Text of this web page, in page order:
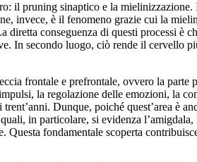
pruning sinaptico e la mielinizzazione.
invece, è il fenomeno grazie cui la
conseguenza di questi processi è
In secondo luogo, ciò rende il cervello
frontale e prefrontale, ovvero la parte
la regolazione delle emozioni, la
Dunque, poiché quest’area è
in particolare, si evidenza
fondamentale scoperta